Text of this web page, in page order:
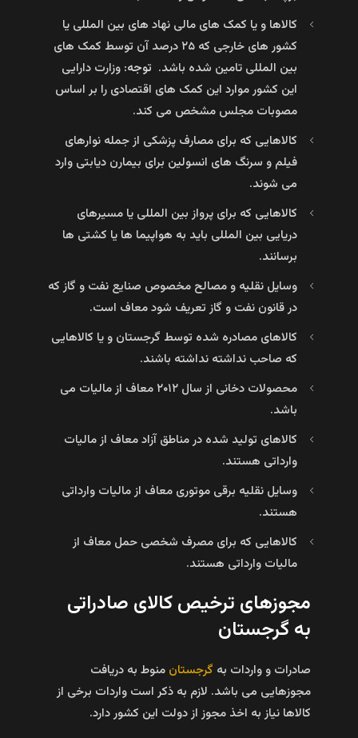
کالاها و یا کمک های مالی نهاد های بین المللی یا
کشور های خارجی که ۲۵ درصد آن توسط کمک های
بین المللی تامین شده باشد. توجه: وزارت دارایی
این کشور موارد این کمک های اقتصادی را بر اساس
مصوبات مجلس مشخص می کند.
کالاهایی که برای مصارف پزشکی از جمله نوارهای
فیلم و سرنگ های انسولین برای بیمارن دیابتی وارد
می شوند.
کالاهایی که برای پرواز بین المللی یا مسیرهای
دریایی بین المللی باید به هواپیما ها یا کشتی ها
برسانند.
وسایل نقلیه و مصالح مخصوص صنایع نفت و گاز که
در قانون نفت و گاز تعریف شود معاف است.
کالاهای مصادره شده توسط گرجستان و یا کالاهایی
که صاحب نداشته نداشته باشند.
محصولات دخانی از سال ۲۰۱۲ معاف از مالیات می
باشد.
کالاهای تولید شده در مناطق آزاد معاف از مالیات
وارداتی هستند.
وسایل نقلیه برقی موتوری معاف از مالیات وارداتی
هستند.
کالاهایی که برای مصرف شخصی حمل معاف از
مالیات وارداتی هستند.
مجوزهای ترخیص کالای صادراتی
به گرجستان
صادرات و واردات به گرجستان منوط به دریافت
مجوزهایی می باشد. لازم به ذکر است واردات برخی از
کالاها نیاز به اخذ مجوز از دولت این کشور دارد.